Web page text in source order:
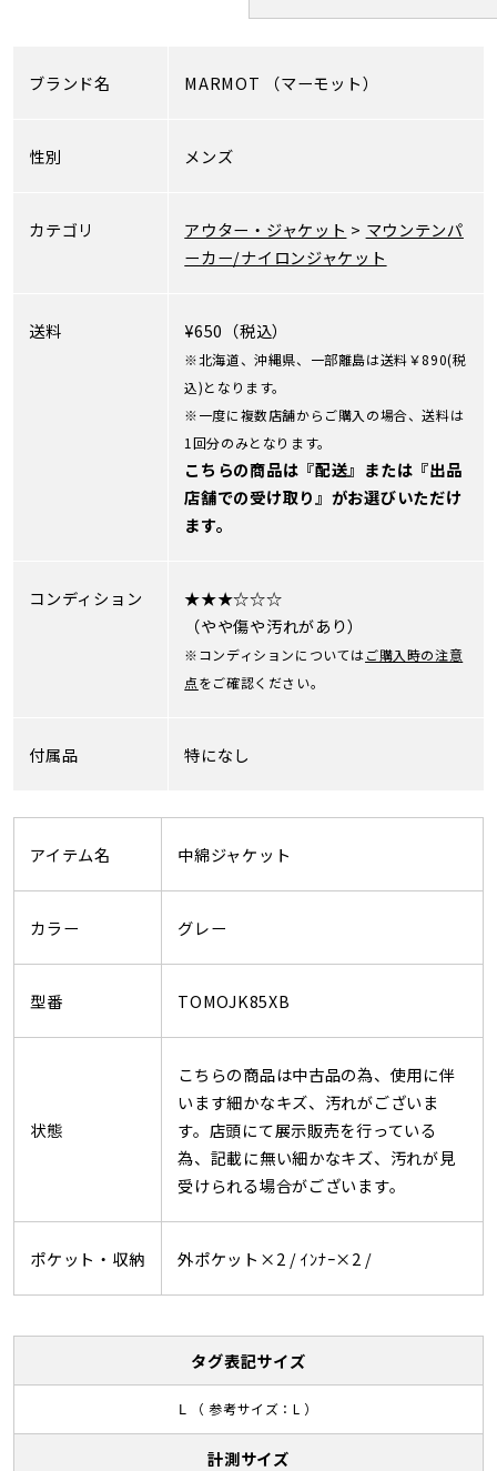
ブランド名 MARMOT （マーモット）
性別 メンズ
カテゴリ アウター・ジャケット > マウンテンパ
ーカー/ナイロンジャケット
送料 ¥650（税込）
※北海道、沖縄県、一部離島は送料￥890(税
込)となります。
※一度に複数店舗からご購入の場合、送料は
1回分のみとなります。
こちらの商品は『配送』または『出品
店舗での受け取り』がお選びいただけ
ます。
コンディション
★★★☆☆☆
（やや傷や汚れがあり）
※コンディションについてはご購入時の注意
点をご確認ください。
付属品 特になし
アイテム名 中綿ジャケット
カラー グレー
型番 TOMOJK85XB
状態
こちらの商品は中古品の為、使用に伴
います細かなキズ、汚れがございま
す。店頭にて展示販売を行っている
為、記載に無い細かなキズ、汚れが見
受けられる場合がございます。
ポケット・収納 外ポケット×2 / ｲﾝﾅｰ×2 /
タグ表記サイズ
Ⅼ （ 参考サイズ：L ）
計測サイズ